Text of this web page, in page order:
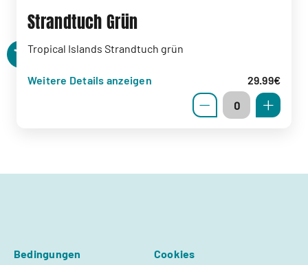
Strandtuch Grün
Tropical Islands Strandtuch grün
Weitere Details anzeigen 29.99€
Bedingungen Cookies